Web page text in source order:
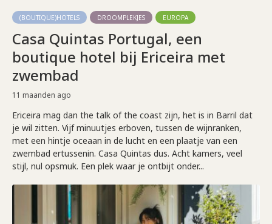
(BOUTIQUE)HOTELS DROOMPLEKJES EUROPA
Casa Quintas Portugal, een
boutique hotel bij Ericeira met
zwembad
11 maanden ago
Ericeira mag dan the talk of the coast zijn, het is in Barril dat
je wil zitten. Vijf minuutjes erboven, tussen de wijnranken,
met een hintje oceaan in de lucht en een plaatje van een
zwembad ertussenin. Casa Quintas dus. Acht kamers, veel
stijl, nul opsmuk. Een plek waar je ontbijt onder...